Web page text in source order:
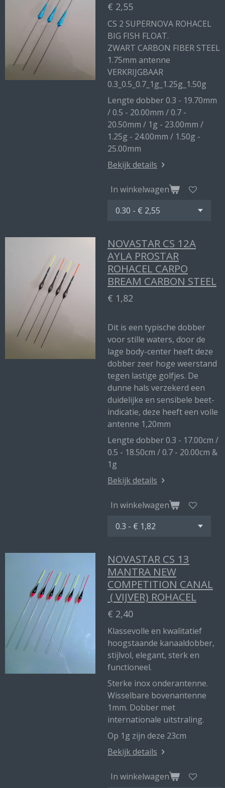
€ 2,55
CS 2 SUPERNOVA ROHACEL
BIG FISH FLOAT.
ZWART CARBON FIBER STEEL
1.75mm antenne
VERKRIJGBAAR
0.3_0.5_0.7_1g_1.25g_1.50g
Lengte dobber 0.3 - 19.70mm
/ 0.5 - 20.00mm / 0.7 -
20.50mm / 1g - 23.00mm /
1.25g - 24.00mm / 1.50g -
25.00mm
Bekijk details
In winkelwagen
NOVASTAR CS 12A
AYLA PROSTAR
ROHACEL CARPO
BREAM CARBON STEEL
€ 1,82
Dit is een typische dobber
voor stille waters, door de
lage body-center heeft deze
dobber zeer hoge weerstand
tegen lastige golfjes. De
dunne hals verzekerd een
duidelijke en sensibele beet-
indicatie, deze heeft een volle
antenne 1,20mm
Lengte dobber 0.3 - 17.00cm /
0.5 - 18.50cm / 0.7 - 20.00cm &
1g
Bekijk details
In winkelwagen
NOVASTAR CS 13
MANTRA NEW
COMPETITION CANAL
( VIJVER) ROHACEL
€ 2,40
Klassevolle en kwalitatief
hoogstaande kanaaldobber,
stijlvol, elegant, sterk en
functioneel.
Sterke inox onderantenne.
Wisselbare bovenantenne
1mm. Dobber met
internationale uitstraling.
Op 1g zijn deze 23cm
Bekijk details
In winkelwagen